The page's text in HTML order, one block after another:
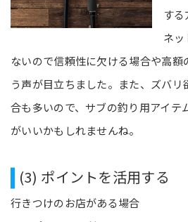
す
ネ
ないので信頼性に欠ける場合や高
う声が目立ちました。また、ズバ
合も多いので、サブの釣り用アイテ
がいいかもしれませんね。
(3) ポイントを活用する
行きつけのお店がある場合